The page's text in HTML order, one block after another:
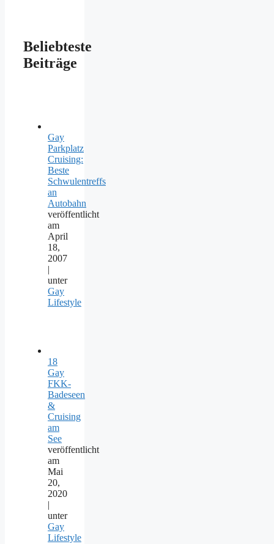
Beliebteste
Beiträge
Gay
Parkplatz
Cruising:
Beste
Schwulentreffs
an
Autobahn
veröffentlicht
am
April
18,
2007
|
unter
Gay
Lifestyle
18
Gay
FKK-
Badeseen
&
Cruising
am
See
veröffentlicht
am
Mai
20,
2020
|
unter
Gay
Lifestyle